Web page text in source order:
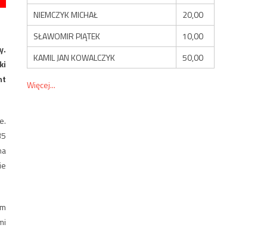
NIEMCZYK MICHAŁ
20,00
SŁAWOMIR PIĄTEK
10,00
KAMIL JAN KOWALCZYK
50,00
Więcej...